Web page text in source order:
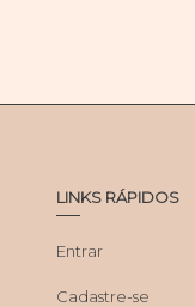
LINKS RÁPIDOS
Entrar
Cadastre-se